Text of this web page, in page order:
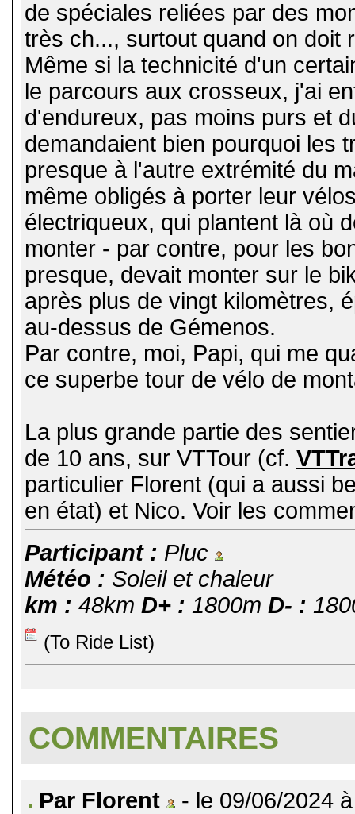
de spéciales reliées par des
très ch..., surtout quand on doit
Même si la technicité d'un
le parcours aux crosseux, j'ai
d'endureux, pas moins purs et
demandaient bien pourquoi les
presque à l'autre extrémité du
même obligés à porter leur
électriqueux, qui plantent là où
monter - par contre, pour les
presque, devait monter sur le
après plus de vingt kilomètres,
au-dessus de Gémenos.
Par contre, moi, Papi, qui me
ce superbe tour de vélo de
La plus grande partie des
de 10 ans, sur VTTour (cf.
particulier Florent (qui a aussi
en état) et Nico. Voir les
Participant : Pluc
Météo : Soleil et chaleur
km : 48km D+ : 1800m D- :
(To Ride List)
COMMENTAIRES
Par Florent - le 09/06/2024